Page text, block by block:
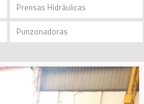
Prensas Hidráulicas
Punzonadoras